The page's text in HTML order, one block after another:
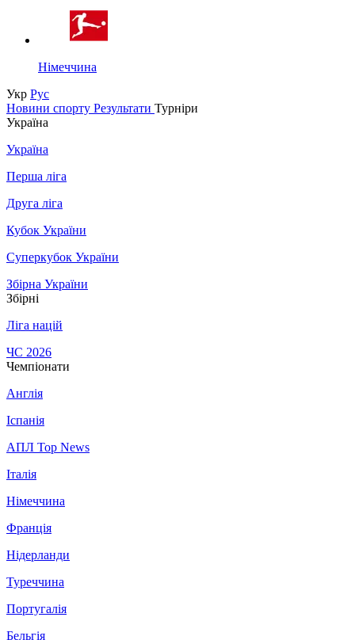
Німеччина
Укр Рус
Новини спорту Результати Турніри
Україна
Україна
Перша ліга
Друга ліга
Кубок України
Суперкубок України
Збірна України
Збірні
Ліга націй
ЧС 2026
Чемпіонати
Англія
Іспанія
АПЛ Top News
Італія
Німеччина
Франція
Нідерланди
Туреччина
Португалія
Бельгія